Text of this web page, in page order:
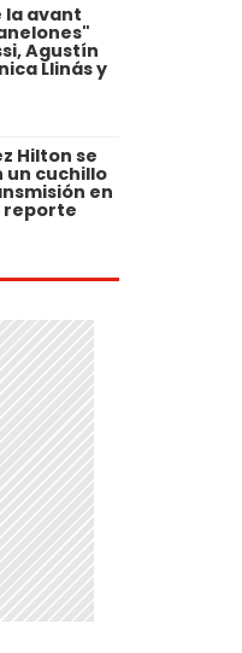
la avant
Agustín
Llinás y
Hilton se
un cuchillo
en
reporte